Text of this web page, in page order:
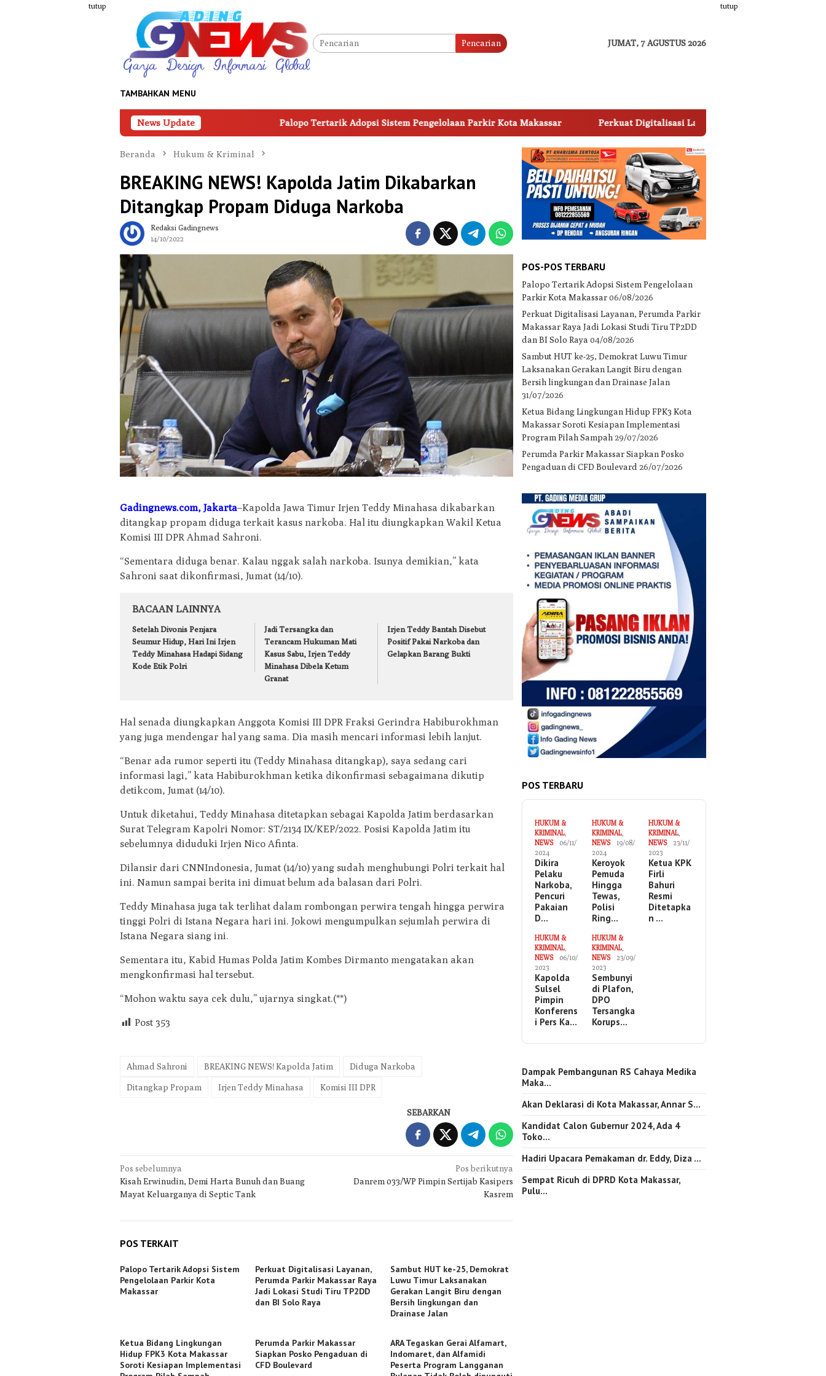
tutup tutup
Pencarian JUMAT, 7 AGUSTUS 2026
TAMBAHKAN MENU
News Update Palopo Tertarik Adopsi Sistem Pengelolaan Parkir Kota Makassar Perkuat Digitalisasi Layanan, Perumda Parkir Makassar Raya
Beranda Hukum & Kriminal
BREAKING NEWS! Kapolda Jatim Dikabarkan
Ditangkap Propam Diduga Narkoba
Redaksi Gadingnews
14/10/2022
Gadingnews.com, Jakarta–Kapolda Jawa Timur Irjen Teddy Minahasa dikabarkan
ditangkap propam diduga terkait kasus narkoba. Hal itu diungkapkan Wakil Ketua
Komisi III DPR Ahmad Sahroni.
“Sementara diduga benar. Kalau nggak salah narkoba. Isunya demikian,” kata
Sahroni saat dikonfirmasi, Jumat (14/10).
BACAAN LAINNYA
Setelah Divonis Penjara
Seumur Hidup, Hari Ini Irjen
Teddy Minahasa Hadapi Sidang
Kode Etik Polri
Jadi Tersangka dan
Terancam Hukuman Mati
Kasus Sabu, Irjen Teddy
Minahasa Dibela Ketum
Granat
Irjen Teddy Bantah Disebut
Positif Pakai Narkoba dan
Gelapkan Barang Bukti
Hal senada diungkapkan Anggota Komisi III DPR Fraksi Gerindra Habiburokhman
yang juga mendengar hal yang sama. Dia masih mencari informasi lebih lanjut.
“Benar ada rumor seperti itu (Teddy Minahasa ditangkap), saya sedang cari
informasi lagi,” kata Habiburokhman ketika dikonfirmasi sebagaimana dikutip
detikcom, Jumat (14/10).
Untuk diketahui, Teddy Minahasa ditetapkan sebagai Kapolda Jatim berdasarkan
Surat Telegram Kapolri Nomor: ST/2134 IX/KEP/2022. Posisi Kapolda Jatim itu
sebelumnya diduduki Irjen Nico Afinta.
Dilansir dari CNNIndonesia, Jumat (14/10) yang sudah menghubungi Polri terkait hal
ini. Namun sampai berita ini dimuat belum ada balasan dari Polri.
Teddy Minahasa juga tak terlihat dalam rombongan perwira tengah hingga perwira
tinggi Polri di Istana Negara hari ini. Jokowi mengumpulkan sejumlah perwira di
Istana Negara siang ini.
Sementara itu, Kabid Humas Polda Jatim Kombes Dirmanto mengatakan akan
mengkonfirmasi hal tersebut.
“Mohon waktu saya cek dulu,” ujarnya singkat.(**)
Post 353
Ahmad Sahroni BREAKING NEWS! Kapolda Jatim Diduga Narkoba
Ditangkap Propam Irjen Teddy Minahasa Komisi III DPR
SEBARKAN
Navigasi
pos
Pos sebelumnya
Kisah Erwinudin, Demi Harta Bunuh dan Buang
Mayat Keluarganya di Septic Tank
Pos berikutnya
Danrem 033/WP Pimpin Sertijab Kasipers
Kasrem
POS TERKAIT
Palopo Tertarik Adopsi Sistem
Pengelolaan Parkir Kota
Makassar
Perkuat Digitalisasi Layanan,
Perumda Parkir Makassar Raya
Jadi Lokasi Studi Tiru TP2DD
dan BI Solo Raya
Sambut HUT ke-25, Demokrat
Luwu Timur Laksanakan
Gerakan Langit Biru dengan
Bersih lingkungan dan
Drainase Jalan
Ketua Bidang Lingkungan
Hidup FPK3 Kota Makassar
Soroti Kesiapan Implementasi
Perumda Parkir Makassar
Siapkan Posko Pengaduan di
CFD Boulevard
ARA Tegaskan Gerai Alfamart,
Indomaret, dan Alfamidi
Peserta Program Langganan
POS-POS TERBARU
Palopo Tertarik Adopsi Sistem Pengelolaan
Parkir Kota Makassar 06/08/2026
Perkuat Digitalisasi Layanan, Perumda Parkir
Makassar Raya Jadi Lokasi Studi Tiru TP2DD
dan BI Solo Raya 04/08/2026
Sambut HUT ke-25, Demokrat Luwu Timur
Laksanakan Gerakan Langit Biru dengan
Bersih lingkungan dan Drainase Jalan
31/07/2026
Ketua Bidang Lingkungan Hidup FPK3 Kota
Makassar Soroti Kesiapan Implementasi
Program Pilah Sampah 29/07/2026
Perumda Parkir Makassar Siapkan Posko
Pengaduan di CFD Boulevard 26/07/2026
POS TERBARU
HUKUM &
KRIMINAL
NEWS
06/11/
2024
Dikira
Pelaku
Narkoba,
Pencuri
Pakaian
D…
HUKUM &
KRIMINAL,
NEWS
19/08/
2024
Keroyok
Pemuda
Hingga
Tewas,
Polisi
Ring…
HUKUM &
KRIMINAL
NEWS
23/11/
2023
Ketua KPK
Firli
Bahuri
Resmi
Ditetapka
n …
HUKUM &
KRIMINAL
NEWS
06/10/
2023
Kapolda
Sulsel
Pimpin
Konferens
i Pers Ka…
HUKUM &
KRIMINAL,
NEWS
23/09/
2023
Sembunyi
di Plafon,
DPO
Tersangka
Korups…
Dampak Pembangunan RS Cahaya Medika
Maka…
Akan Deklarasi di Kota Makassar, Annar S…
Kandidat Calon Gubernur 2024, Ada 4
Toko…
Hadiri Upacara Pemakaman dr. Eddy, Diza …
Sempat Ricuh di DPRD Kota Makassar,
Pulu…